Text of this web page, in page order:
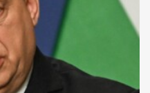
bérgyilkosról
este a